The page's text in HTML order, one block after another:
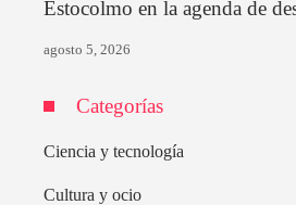
Estocolmo en la agenda de
agosto 5, 2026
Categorías
Ciencia y tecnología
Cultura y ocio